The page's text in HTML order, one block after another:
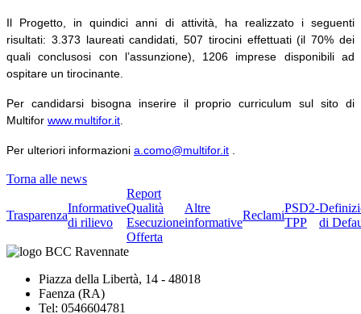
Il Progetto, in quindici anni di attività, ha realizzato i seguenti
risultati: 3.373 laureati candidati, 507 tirocini effettuati (il 70% dei
quali conclusosi con l’assunzione), 1206 imprese disponibili ad
ospitare un tirocinante.
Per candidarsi bisogna inserire il proprio curriculum sul sito di
Multifor www.multifor.it
Per ulteriori informazioni a.como@multifor.it
Torna alle news
Trasparenza
Informative
di rilievo
Report
Qualità
Esecuzione
Offerta
Altre
informative
Reclami
PSD2-
TPP
di
Piazza della Libertà, 14 - 48018
Faenza (RA)
Tel: 0546604781